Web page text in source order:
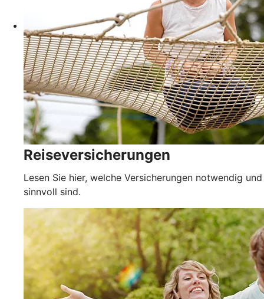
Reiseversicherungen
Lesen Sie hier, welche Versicherungen notwendig und
sinnvoll sind.